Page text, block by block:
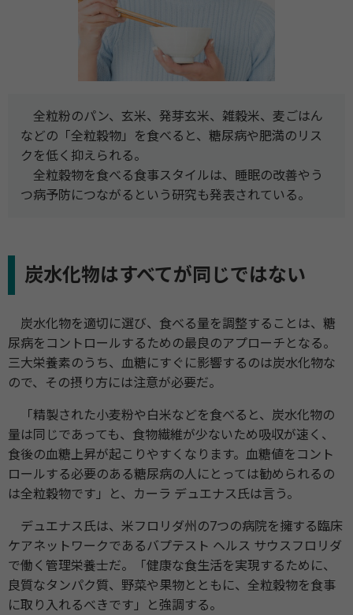
全粒粉のパン、玄米、発芽玄米、雑穀米、麦ごはん
などの「全粒穀物」を食べると、糖尿病や肥満のリス
クを低く抑えられる。
全粒穀物を食べる食事スタイルは、睡眠の改善やう
つ病予防につながるという研究も発表されている。
炭水化物はすべてが同じではない
炭水化物を適切に選び、食べる量を調整することは、糖
尿病をコントロールするための最良のアプローチとなる。
三大栄養素のうち、血糖にすぐに影響するのは炭水化物な
ので、その摂り方には注意が必要だ。
「精製された小麦粉や白米などを食べると、炭水化物の
量は同じであっても、食物繊維が少ないため吸収が速く、
食後の血糖上昇が起こりやすくなります。血糖値をコント
ロールする必要のある糖尿病の人にとっては勧められるの
は全粒穀物です」と、カーラ デュエナス氏は言う。
デュエナス氏は、米フロリダ州の7つの病院を擁する臨床
ケアネットワークであるバプテスト ヘルス サウスフロリダ
で働く管理栄養士だ。「健康な食生活を実現するために、
良質なタンパク質、野菜や果物とともに、全粒穀物を食事
に取り入れるべきです」と強調する。